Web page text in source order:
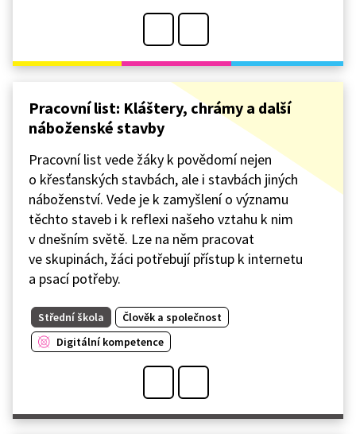
Pracovní list: Kláštery, chrámy a další
náboženské stavby
Pracovní list vede žáky k povědomí nejen
o křesťanských stavbách, ale i stavbách jiných
náboženství. Vede je k zamyšlení o významu
těchto staveb i k reflexi našeho vztahu k nim
v dnešním světě. Lze na něm pracovat
ve skupinách, žáci potřebují přístup k internetu
a psací potřeby.
Střední škola
Člověk a společnost
Digitální kompetence